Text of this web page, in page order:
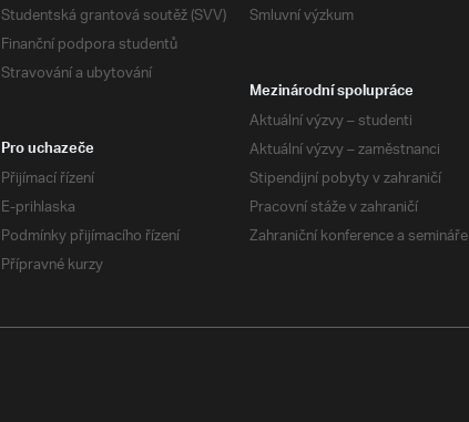
Studentská grantová soutěž (SVV)
Finanční podpora studentů
Stravování a ubytování
Smluvní výzkum
Mezinárodní spolupráce
Aktuální výzvy – studenti
Aktuální výzvy – zaměstnanci
Stipendijní pobyty v zahraničí
Pracovní stáže v zahraničí
Zahraniční konference a semináře
Pro uchazeče
Přijímací řízení
E-prihlaska
Podmínky přijímacího řízení
Přípravné kurzy